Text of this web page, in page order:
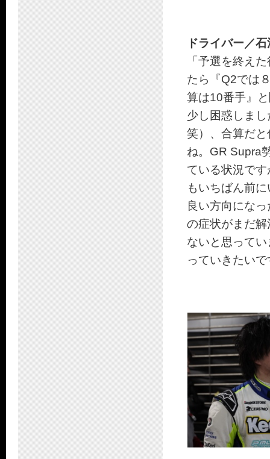
ドライバー／
「予選を終え
たら『Q2では
算は10番手』
少し困惑しま
笑）、合算だ
ね。GR Supra
ている状況で
もいちばん前
良い方向にな
の症状がまだ
ないと思って
っていきたい